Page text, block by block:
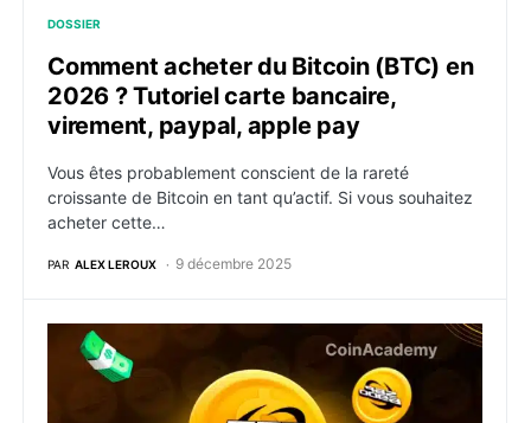
DOSSIER
Comment acheter du Bitcoin (BTC) en
2026 ? Tutoriel carte bancaire,
virement, paypal, apple pay
Vous êtes probablement conscient de la rareté
croissante de Bitcoin en tant qu’actif. Si vous souhaitez
acheter cette…
PAR ALEX LEROUX 9 décembre 2025
Comment acheter du SPX6900 (SPX) en 2026 ?